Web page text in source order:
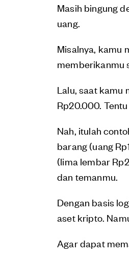
Masih bingung
uang.
Misalnya, kamu
memberikanmu
Lalu, saat kamu
Rp20.000.
Nah, itulah
barang (uang
(lima lembar
dan temanmu.
Dengan basis
aset kripto.
Agar dapat